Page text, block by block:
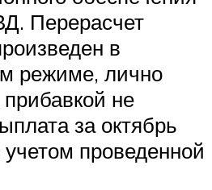
Перерасчет
в
режиме, лично
не
за октябрь
проведенной